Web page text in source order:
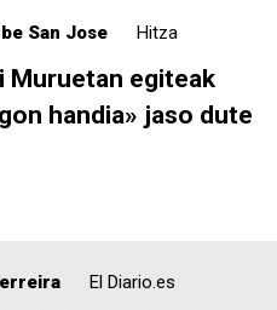
San Jose Hitza
Muruetan egiteak
handia» jaso dute
El Diario.es